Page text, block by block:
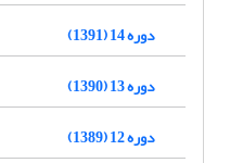
دوره 14 (1391)
دوره 13 (1390)
دوره 12 (1389)